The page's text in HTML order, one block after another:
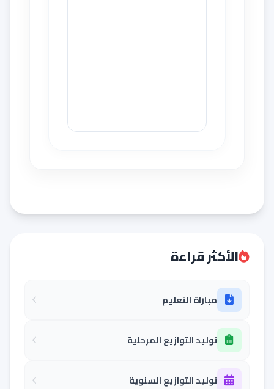
الأكثر قراءة
مباراة التعليم
توليد التوازيع المرحلية
توليد التوازيع السنوية